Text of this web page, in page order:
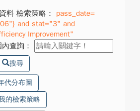
料 檢索策略：
pass_date=
and stat="3" and
Improvement"
查詢：
搜尋
代分布圖
的檢索策略